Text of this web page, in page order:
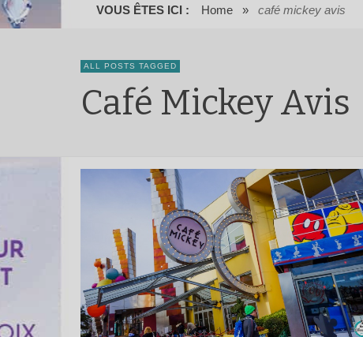
VOUS ÊTES ICI : Home » café mickey avis
ALL POSTS TAGGED
Café Mickey Avis